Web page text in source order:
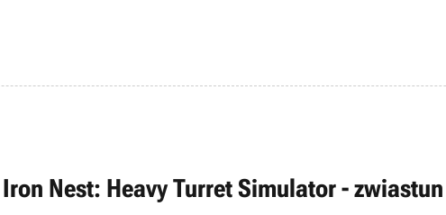
Iron Nest: Heavy Turret Simulator -